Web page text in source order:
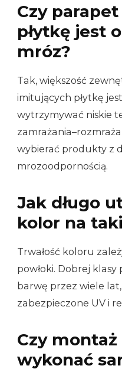
Czy
płytkę jest
mróz?
Tak, większość
imitujących płytkę
wytrzymywać niskie
wybierać produkty z
mrozoodpornością.
Jak długo
kolor na
Trwałość koloru
powłoki. Dobrej
barwę przez wiele lat,
zabezpieczone UV i
Czy
wykonać